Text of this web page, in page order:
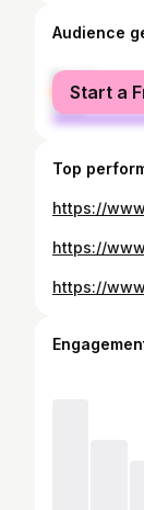
Audience
female
male
Start a
Top
https://